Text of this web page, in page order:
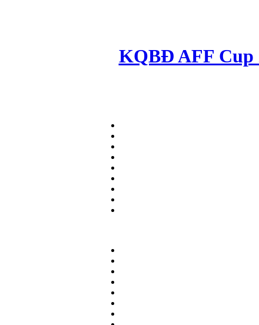
KQBĐ AFF Cup